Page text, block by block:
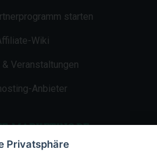
starten
Wiki
Veranstaltungen
Anbieter
MARKETING.DE
Privatsphäre